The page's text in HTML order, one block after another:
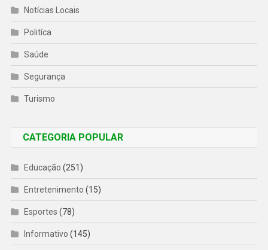
Notícias Locais
Politíca
Saúde
Segurança
Turismo
CATEGORIA POPULAR
Educação (251)
Entretenimento (15)
Esportes (78)
Informativo (145)